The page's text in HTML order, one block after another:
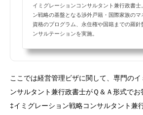
イミグレーションコンサルタント兼行政書士
ン戦略の基盤となる渉外戸籍・国際家族のマ
資格のプログラム、永住権や国籍までの羅針
ンサルテーションを実施。
ここでは経営管理ビザに関して、専門の
ンサルタント兼行政書士がＱ＆Ａ形式でお
‡イミグレーション戦略コンサルタント兼